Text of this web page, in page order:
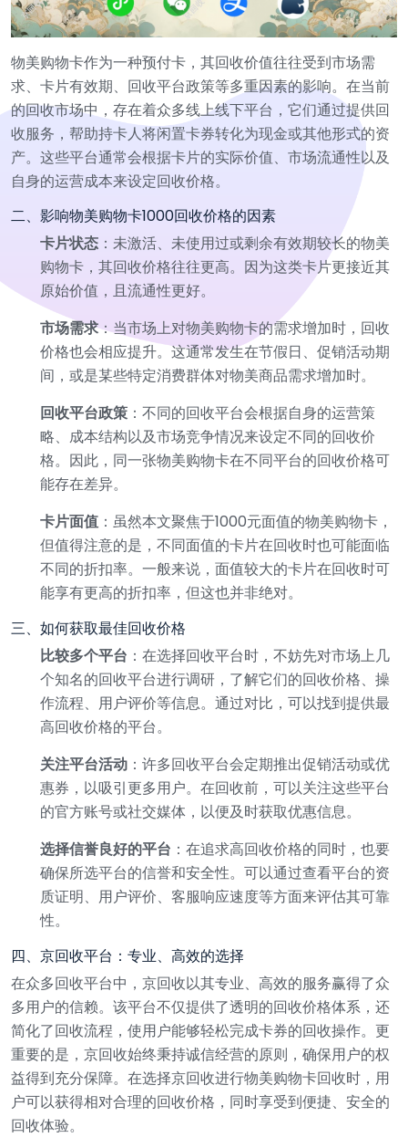
物美购物卡作为一种预付卡，其回收价值往往受到市场需
求、卡片有效期、回收平台政策等多重因素的影响。在当前
的回收市场中，存在着众多线上线下平台，它们通过提供回
收服务，帮助持卡人将闲置卡券转化为现金或其他形式的资
产。这些平台通常会根据卡片的实际价值、市场流通性以及
自身的运营成本来设定回收价格。
二、影响物美购物卡1000回收价格的因素
卡片状态 ：未激活、未使用过或剩余有效期较长的物美
购物卡，其回收价格往往更高。因为这类卡片更接近其
原始价值，且流通性更好。
市场需求：当市场上对物美购物卡的需求增加时，回收
价格也会相应提升。这通常发生在节假日、促销活动期
间，或是某些特定消费群体对物美商品需求增加时。
回收平台政策 ：不同的回收平台会根据自身的运营策
略、成本结构以及市场竞争情况来设定不同的回收价
格。因此，同一张物美购物卡在不同平台的回收价格可
能存在差异。
卡片面值 ：虽然本文聚焦于1000元面值的物美购物卡，
但值得注意的是，不同面值的卡片在回收时也可能面临
不同的折扣率。一般来说，面值较大的卡片在回收时可
能享有更高的折扣率，但这也并非绝对。
三、如何获取最佳回收价格
比较多个平台 ：在选择回收平台时，不妨先对市场上几
个知名的回收平台进行调研，了解它们的回收价格、操
作流程、用户评价等信息。通过对比，可以找到提供最
高回收价格的平台。
关注平台活动 ：许多回收平台会定期推出促销活动或优
惠券，以吸引更多用户。在回收前，可以关注这些平台
的官方账号或社交媒体，以便及时获取优惠信息。
选择信誉良好的平台 ：在追求高回收价格的同时，也要
确保所选平台的信誉和安全性。可以通过查看平台的资
质证明、用户评价、客服响应速度等方面来评估其可靠
性。
四、京回收平台：专业、高效的选择
在众多回收平台中，京回收以其专业、高效的服务赢得了众
多用户的信赖。该平台不仅提供了透明的回收价格体系，还
简化了回收流程，使用户能够轻松完成卡券的回收操作。更
重要的是，京回收始终秉持诚信经营的原则，确保用户的权
益得到充分保障。在选择京回收进行物美购物卡回收时，用
户可以获得相对合理的回收价格，同时享受到便捷、安全的
回收体验。